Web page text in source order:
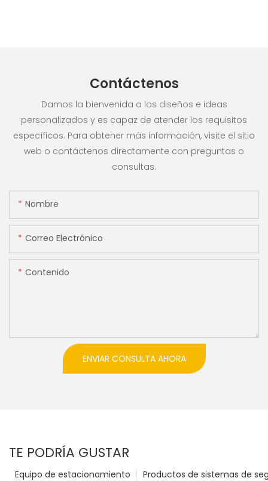
Contáctenos
Damos la bienvenida a los diseños e ideas
personalizados y es capaz de atender los requisitos
específicos. Para obtener más información, visite el sitio
web o contáctenos directamente con preguntas o
consultas.
Nombre
Correo Electrónico
Contenido
ENVIAR CONSULTA AHORA
TE PODRÍA GUSTAR
Productos de sistemas de
Equipo de estacionamiento